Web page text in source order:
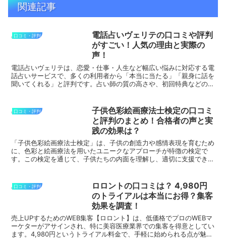
関連記事
口コミ・評判
電話占いヴェリテの口コミや評判
がすごい！人気の理由と実際の
声！
電話占いヴェリテは、恋愛・仕事・人生など幅広い悩みに対応する電
話占いサービスで、多くの利用者から「本当に当たる」「親身に話を
聞いてくれる」と評判です。占い師の質の高さや、初回特典などのサ
口コミ・評判
子供色彩絵画療法士検定の口コミ
と評判のまとめ！合格者の声と実
践の効果は？
「子供色彩絵画療法士検定」は、子供の創造力や感情表現を育むため
に、色彩と絵画療法を用いたユニークなアプローチが特徴の検定で
す。この検定を通じて、子供たちの内面を理解し、適切に支援できる
口コミ・評判
ロロントの口コミは？ 4,980円
のトライアルは本当にお得？集客
効果を調査！
売上UPするためのWEB集客【ロロント】は、低価格でプロのWEBマ
ーケターがアサインされ、特に美容医療業界での集客を得意としてい
ます。4,980円というトライアル料金で、手軽に始められる点が魅力